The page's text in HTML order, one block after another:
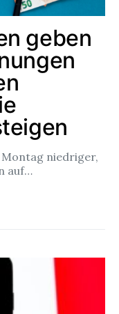
geben
Montag niedriger,
auf…